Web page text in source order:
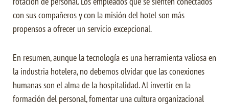
con sus compañeros y con la misión del hotel son más
propensos a ofrecer un servicio excepcional.
En resumen, aunque la tecnología es una herramienta valiosa en
la industria hotelera, no debemos olvidar que las conexiones
humanas son el alma de la hospitalidad. Al invertir en la
formación del personal, fomentar una cultura organizacional